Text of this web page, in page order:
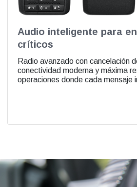
Audio inteligente para
críticos
Radio avanzado con cancelación
conectividad moderna y máxima
operaciones donde cada mensaje